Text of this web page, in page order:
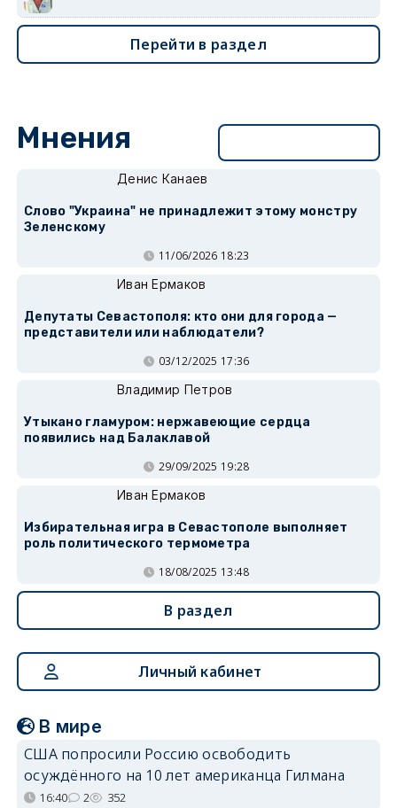
Перейти в раздел
Мнения
Денис Канаев
Слово "Украина" не принадлежит этому монстру
Зеленскому
11/06/2026 18:23
Иван Ермаков
Депутаты Севастополя: кто они для города —
представители или наблюдатели?
03/12/2025 17:36
Владимир Петров
Утыкано гламуром: нержавеющие сердца
появились над Балаклавой
29/09/2025 19:28
Иван Ермаков
Избирательная игра в Севастополе выполняет
роль политического термометра
18/08/2025 13:48
В раздел
Личный кабинет
В мире
США попросили Россию освободить
осуждённого на 10 лет американца Гилмана
16:40 2 352